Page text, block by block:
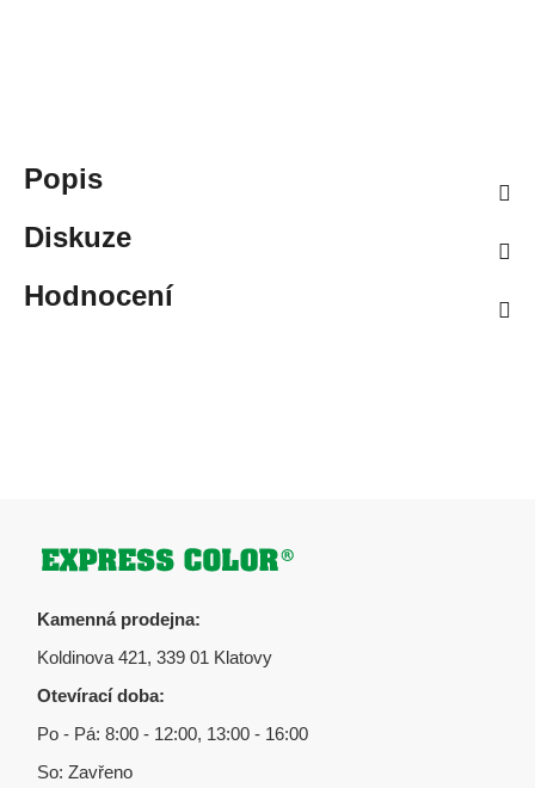
Popis
Diskuze
Hodnocení
Zápatí
Kamenná prodejna:
Koldinova 421, 339 01 Klatovy
Otevírací doba:
Po - Pá: 8:00 - 12:00, 13:00 - 16:00
So: Zavřeno